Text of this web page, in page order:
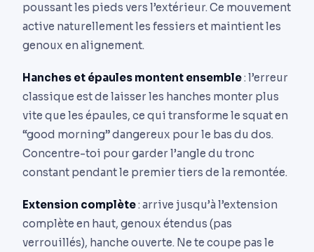
poussant les pieds vers l’extérieur. Ce mouvement
active naturellement les fessiers et maintient les
genoux en alignement.
Hanches et épaules montent ensemble: l’erreur
classique est de laisser les hanches monter plus
vite que les épaules, ce qui transforme le squat en
“good morning” dangereux pour le bas du dos.
Concentre-toi pour garder l’angle du tronc
constant pendant le premier tiers de la remontée.
Extension complète: arrive jusqu’à l’extension
complète en haut, genoux étendus (pas
verrouillés), hanche ouverte. Ne te coupe pas le